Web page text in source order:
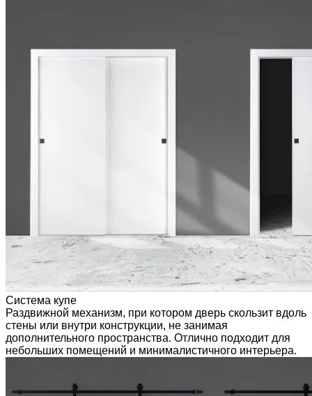
Система купе
Раздвижной механизм, при котором дверь скользит вдоль
стены или внутри конструкции, не занимая
дополнительного пространства. Отлично подходит для
небольших помещений и минималистичного интерьера.